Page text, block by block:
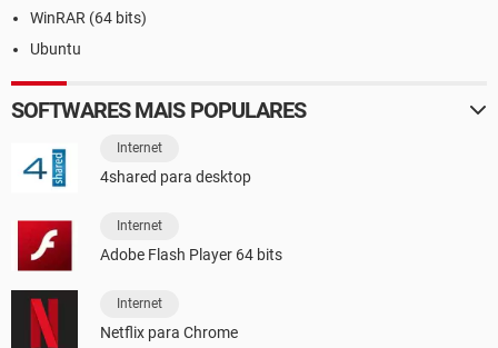
WinRAR (64 bits)
Ubuntu
SOFTWARES MAIS POPULARES
Internet
4shared para desktop
Internet
Adobe Flash Player 64 bits
Internet
Netflix para Chrome